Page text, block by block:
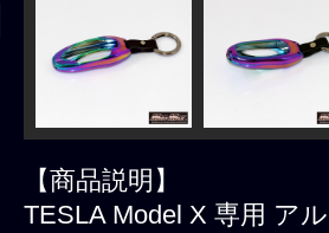
【商品説明】
TESLA Model X 専用 ア